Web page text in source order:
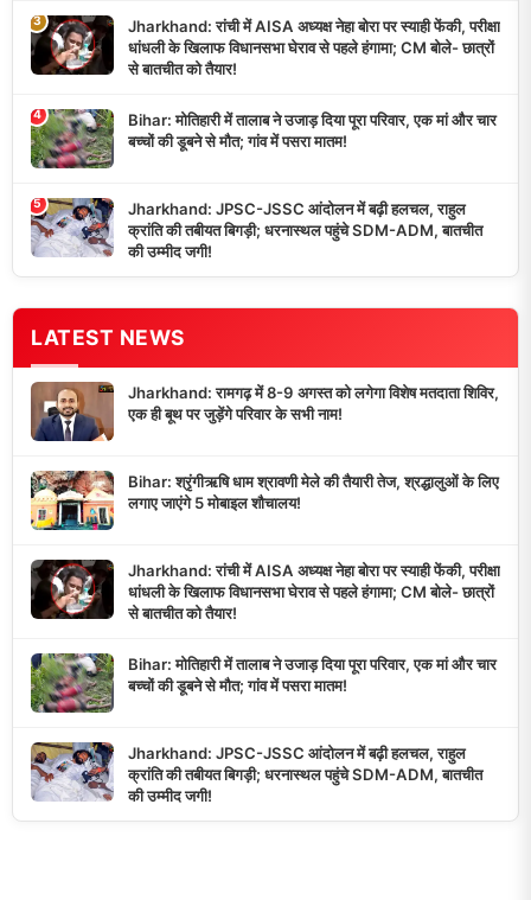
3
Jharkhand: रांची में AISA अध्यक्ष नेहा बोरा पर स्याही फेंकी, परीक्षा
धांधली के खिलाफ विधानसभा घेराव से पहले हंगामा; CM बोले- छात्रों
से बातचीत को तैयार!
4
Bihar: मोतिहारी में तालाब ने उजाड़ दिया पूरा परिवार, एक मां और चार
बच्चों की डूबने से मौत; गांव में पसरा मातम!
5
Jharkhand: JPSC-JSSC आंदोलन में बढ़ी हलचल, राहुल
क्रांति की तबीयत बिगड़ी; धरनास्थल पहुंचे SDM-ADM, बातचीत
की उम्मीद जगी!
LATEST NEWS
Jharkhand: रामगढ़ में 8-9 अगस्त को लगेगा विशेष मतदाता शिविर,
एक ही बूथ पर जुड़ेंगे परिवार के सभी नाम!
Bihar: श्रृंगीऋषि धाम श्रावणी मेले की तैयारी तेज, श्रद्धालुओं के लिए
लगाए जाएंगे 5 मोबाइल शौचालय!
Jharkhand: रांची में AISA अध्यक्ष नेहा बोरा पर स्याही फेंकी, परीक्षा
धांधली के खिलाफ विधानसभा घेराव से पहले हंगामा; CM बोले- छात्रों
से बातचीत को तैयार!
Bihar: मोतिहारी में तालाब ने उजाड़ दिया पूरा परिवार, एक मां और चार
बच्चों की डूबने से मौत; गांव में पसरा मातम!
Jharkhand: JPSC-JSSC आंदोलन में बढ़ी हलचल, राहुल
क्रांति की तबीयत बिगड़ी; धरनास्थल पहुंचे SDM-ADM, बातचीत
की उम्मीद जगी!